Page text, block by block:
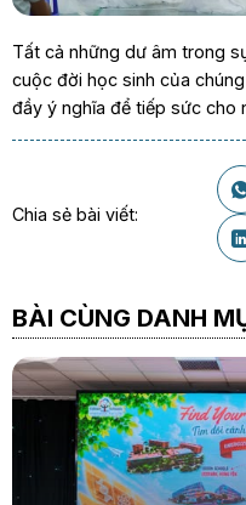
Tất cả những dư âm trong
cuộc đời học sinh của
đầy ý nghĩa để tiếp sức cho
Chia sẻ bài viết:
BÀI CÙNG DANH